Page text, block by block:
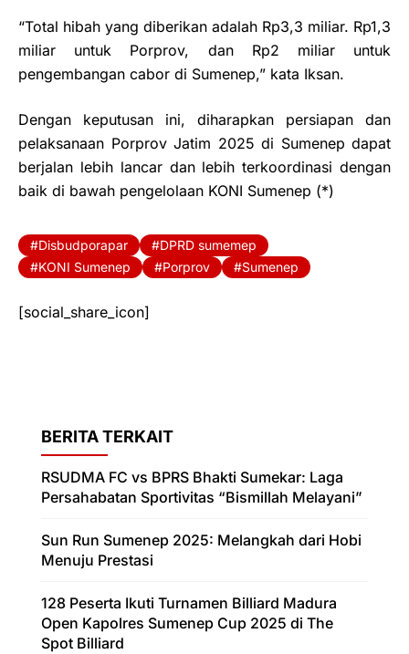
“Total hibah yang diberikan adalah Rp3,3 miliar. Rp1,3
miliar untuk Porprov, dan Rp2 miliar untuk
pengembangan cabor di Sumenep,” kata Iksan.
Dengan keputusan ini, diharapkan persiapan dan
pelaksanaan Porprov Jatim 2025 di Sumenep dapat
berjalan lebih lancar dan lebih terkoordinasi dengan
baik di bawah pengelolaan KONI Sumenep (*)
Disbudporapar
DPRD sumemep
KONI Sumenep
Porprov Sumenep
[social_share_icon]
BERITA TERKAIT
RSUDMA FC vs BPRS Bhakti Sumekar: Laga
Persahabatan Sportivitas “Bismillah Melayani”
Sun Run Sumenep 2025: Melangkah dari Hobi
Menuju Prestasi
128 Peserta Ikuti Turnamen Billiard Madura
Open Kapolres Sumenep Cup 2025 di The
Spot Billiard